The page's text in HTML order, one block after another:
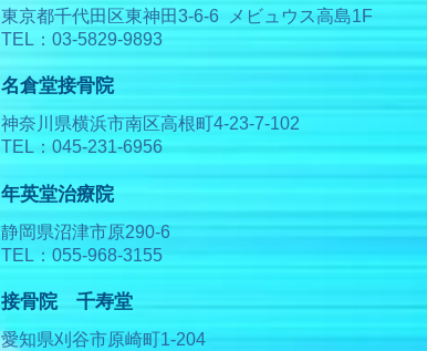
東京都千代田区東神田3-6-6 メビュウス高島1F
TEL：03-5829-9893
名倉堂接骨院
神奈川県横浜市南区高根町4-23-7-102
TEL：045-231-6956
年英堂治療院
静岡県沼津市原290-6
TEL：055-968-3155
接骨院 千寿堂
愛知県刈谷市原崎町1-204